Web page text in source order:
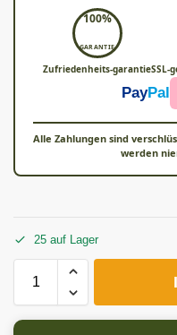
100%
GARANTIE
Zufriedenheits-garantieSSL-
PayPal
Alle Zahlungen sind
werden
25 auf Lager